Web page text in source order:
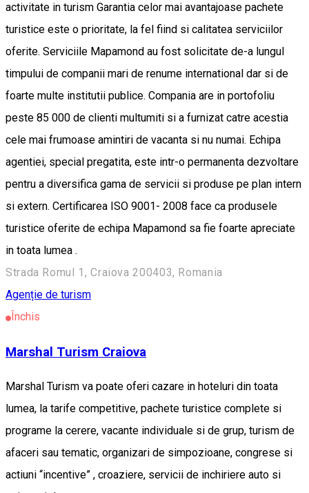
activitate in turism Garantia celor mai avantajoase pachete
turistice este o prioritate, la fel fiind si calitatea serviciilor
oferite. Serviciile Mapamond au fost solicitate de-a lungul
timpului de companii mari de renume international dar si de
foarte multe institutii publice. Compania are in portofoliu
peste 85 000 de clienti multumiti si a furnizat catre acestia
cele mai frumoase amintiri de vacanta si nu numai. Echipa
agentiei, special pregatita, este intr-o permanenta dezvoltare
pentru a diversifica gama de servicii si produse pe plan intern
si extern. Certificarea ISO 9001- 2008 face ca produsele
turistice oferite de echipa Mapamond sa fie foarte apreciate
in toata lumea .
Strada Romul 1, Craiova 200403, Romania
Agenție de turism
Închis
Marshal Turism Craiova
Marshal Turism va poate oferi cazare in hoteluri din toata
lumea, la tarife competitive, pachete turistice complete si
programe la cerere, vacante individuale si de grup, turism de
afaceri sau tematic, organizari de simpozioane, congrese si
actiuni “incentive” , croaziere, servicii de inchiriere auto si